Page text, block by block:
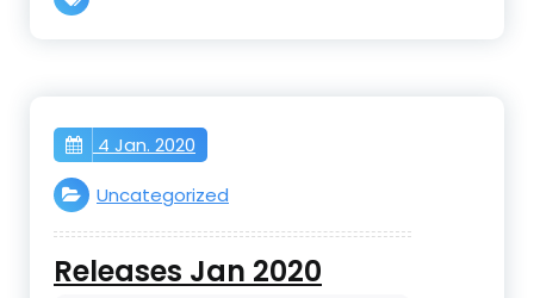
4 Jan. 2020
Uncategorized
Releases Jan 2020